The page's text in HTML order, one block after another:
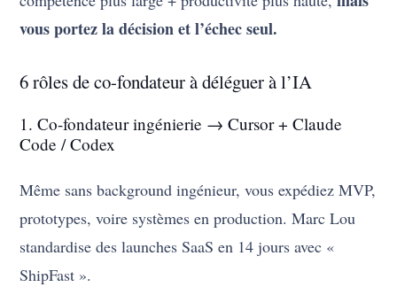
vous portez la décision et l’échec seul.
6 rôles de co-fondateur à déléguer à l’IA
1. Co-fondateur ingénierie → Cursor + Claude
Code / Codex
Même sans background ingénieur, vous expédiez MVP,
prototypes, voire systèmes en production. Marc Lou
standardise des launches SaaS en 14 jours avec «
ShipFast ».